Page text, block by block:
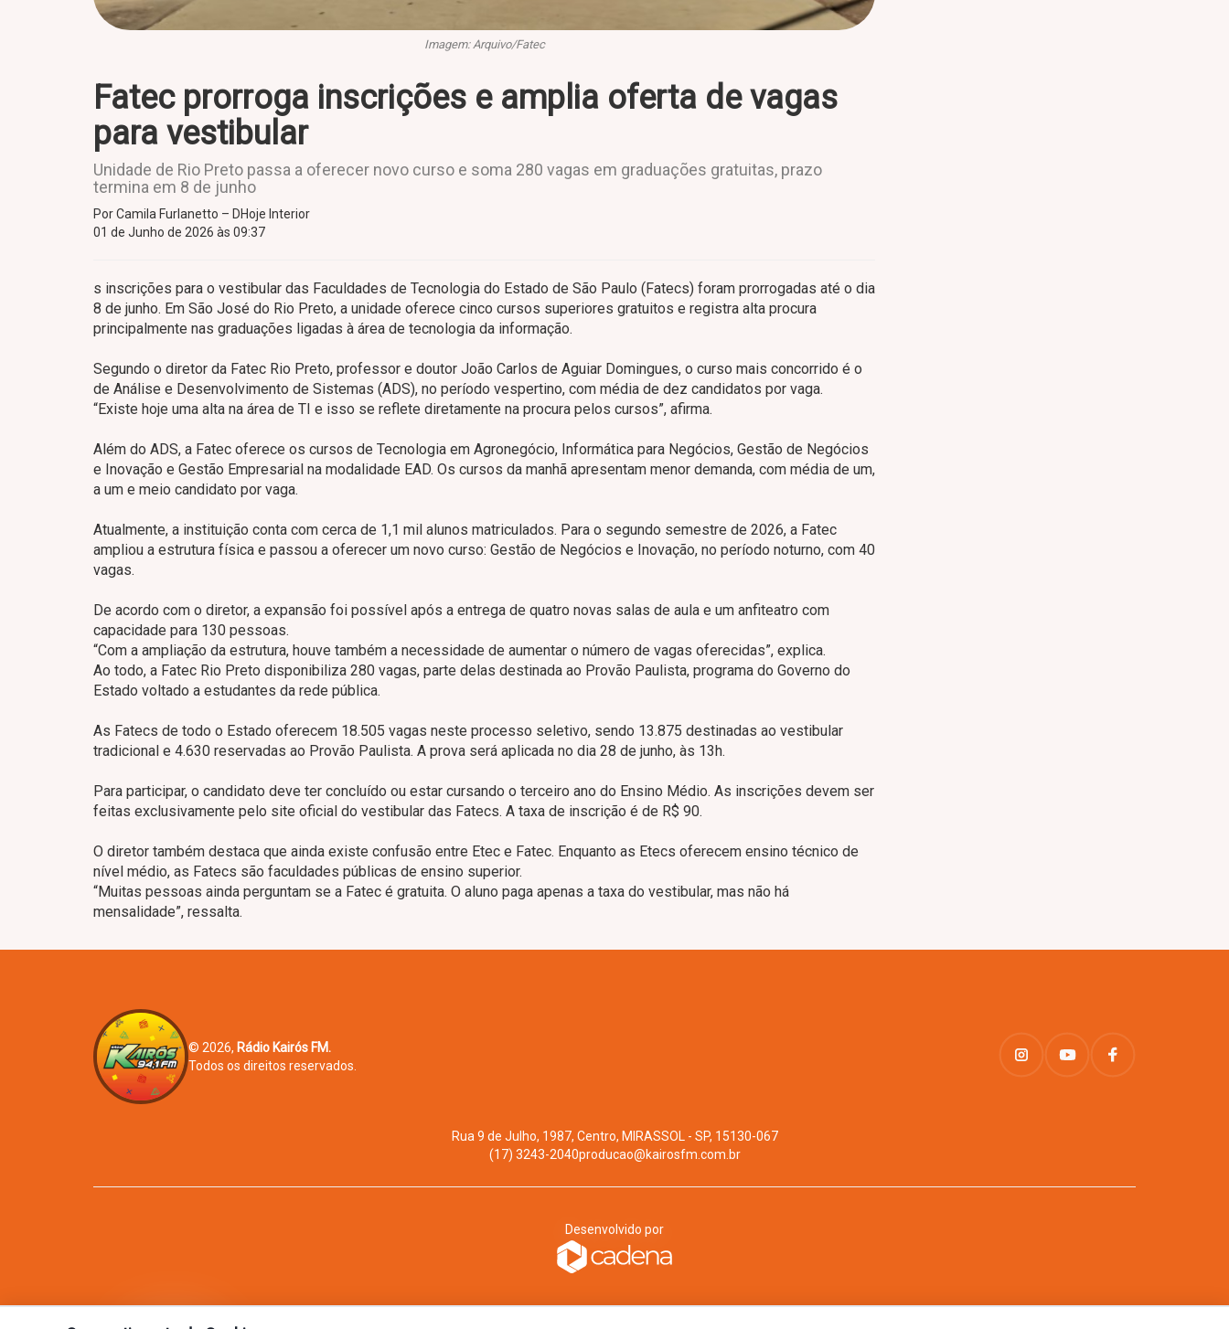
Imagem: Arquivo/Fatec
Fatec prorroga inscrições e amplia oferta de vagas
para vestibular
Unidade de Rio Preto passa a oferecer novo curso e soma 280 vagas em graduações gratuitas, prazo
termina em 8 de junho
Por Camila Furlanetto – DHoje Interior
01 de Junho de 2026 às 09:37
s inscrições para o vestibular das Faculdades de Tecnologia do Estado de São Paulo (Fatecs) foram prorrogadas até o dia
8 de junho. Em São José do Rio Preto, a unidade oferece cinco cursos superiores gratuitos e registra alta procura
principalmente nas graduações ligadas à área de tecnologia da informação.
Segundo o diretor da Fatec Rio Preto, professor e doutor João Carlos de Aguiar Domingues, o curso mais concorrido é o
de Análise e Desenvolvimento de Sistemas (ADS), no período vespertino, com média de dez candidatos por vaga.
“Existe hoje uma alta na área de TI e isso se reflete diretamente na procura pelos cursos”, afirma.
Além do ADS, a Fatec oferece os cursos de Tecnologia em Agronegócio, Informática para Negócios, Gestão de Negócios
e Inovação e Gestão Empresarial na modalidade EAD. Os cursos da manhã apresentam menor demanda, com média de um,
a um e meio candidato por vaga.
Atualmente, a instituição conta com cerca de 1,1 mil alunos matriculados. Para o segundo semestre de 2026, a Fatec
ampliou a estrutura física e passou a oferecer um novo curso: Gestão de Negócios e Inovação, no período noturno, com 40
vagas.
De acordo com o diretor, a expansão foi possível após a entrega de quatro novas salas de aula e um anfiteatro com
capacidade para 130 pessoas.
“Com a ampliação da estrutura, houve também a necessidade de aumentar o número de vagas oferecidas”, explica.
Ao todo, a Fatec Rio Preto disponibiliza 280 vagas, parte delas destinada ao Provão Paulista, programa do Governo do
Estado voltado a estudantes da rede pública.
As Fatecs de todo o Estado oferecem 18.505 vagas neste processo seletivo, sendo 13.875 destinadas ao vestibular
tradicional e 4.630 reservadas ao Provão Paulista. A prova será aplicada no dia 28 de junho, às 13h.
Para participar, o candidato deve ter concluído ou estar cursando o terceiro ano do Ensino Médio. As inscrições devem ser
feitas exclusivamente pelo site oficial do vestibular das Fatecs. A taxa de inscrição é de R$ 90.
O diretor também destaca que ainda existe confusão entre Etec e Fatec. Enquanto as Etecs oferecem ensino técnico de
nível médio, as Fatecs são faculdades públicas de ensino superior.
“Muitas pessoas ainda perguntam se a Fatec é gratuita. O aluno paga apenas a taxa do vestibular, mas não há
mensalidade”, ressalta.
© 2026, Rádio Kairós FM.
Todos os direitos reservados.
Rua 9 de Julho, 1987, Centro, MIRASSOL - SP, 15130-067
(17) 3243-2040producao@kairosfm.com.br
Desenvolvido por